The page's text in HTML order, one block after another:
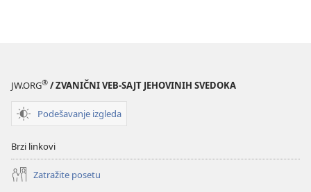
JW.ORG® / ZVANIČNI VEB-SAJT JEHOVINIH SVEDOKA
Podešavanje izgleda
Brzi linkovi
Zatražite posetu